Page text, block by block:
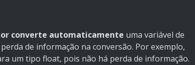
converte automaticamente uma variável de
de informação na conversão. Por exemplo,
um tipo float, pois não há perda de informação.